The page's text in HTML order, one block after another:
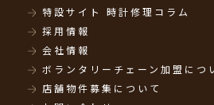
特設サイト 時計修理コラム
採用情報
会社情報
ボランタリーチェーン加盟につ
店舗物件募集について